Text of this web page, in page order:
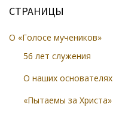
СТРАНИЦЫ
О «Голосе мучеников»
56 лет служения
О наших основателях
«Пытаемы за Христа»